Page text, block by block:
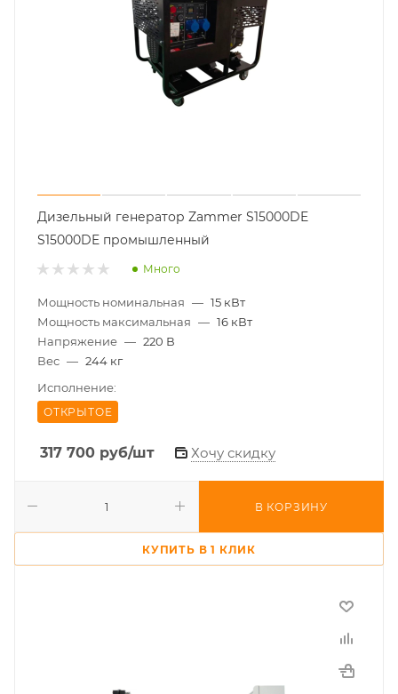
Дизельный генератор Zammer S15000DE
S15000DE промышленный
Много
Мощность номинальная — 15 кВт
Мощность максимальная — 16 кВт
Напряжение — 220 В
Вес — 244 кг
Исполнение:
ОТКРЫТОЕ
317 700 руб/шт Хочу скидку
В КОРЗИНУ
КУПИТЬ В 1 КЛИК